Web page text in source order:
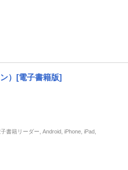
）[電子書籍版]
書籍リーダー, Android, iPhone, iPad,